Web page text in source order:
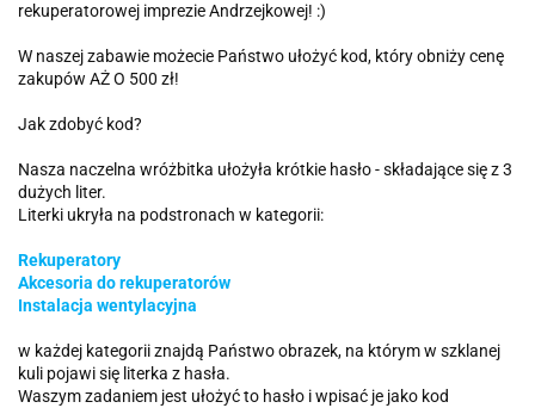
rekuperatorowej imprezie Andrzejkowej! :)
W naszej zabawie możecie Państwo ułożyć kod, który obniży cenę
zakupów AŻ O 500 zł!
Jak zdobyć kod?
Nasza naczelna wróżbitka ułożyła krótkie hasło - składające się z 3
dużych liter.
Literki ukryła na podstronach w kategorii:
Rekuperatory
Akcesoria do rekuperatorów
Instalacja wentylacyjna
w każdej kategorii znajdą Państwo obrazek, na którym w szklanej
kuli pojawi się literka z hasła.
Waszym zadaniem jest ułożyć to hasło i wpisać je jako kod